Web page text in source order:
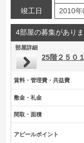
竣工日
2010年
4部屋の募集があり
部屋詳細
25階２５０１
賃料・管理費・共益費
敷金・礼金
間取・面積
アピールポイント